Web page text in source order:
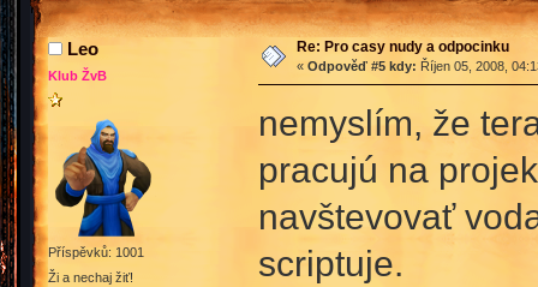
Leo
Klub ŽvB
Příspěvků: 1001
Ži a nechaj žiť!
Re: Pro casy nudy a odpocinku
« Odpověď #5 kdy: Říjen 05, 2008,
nemyslím, že
pracujú na
navštevovať
scriptuje.